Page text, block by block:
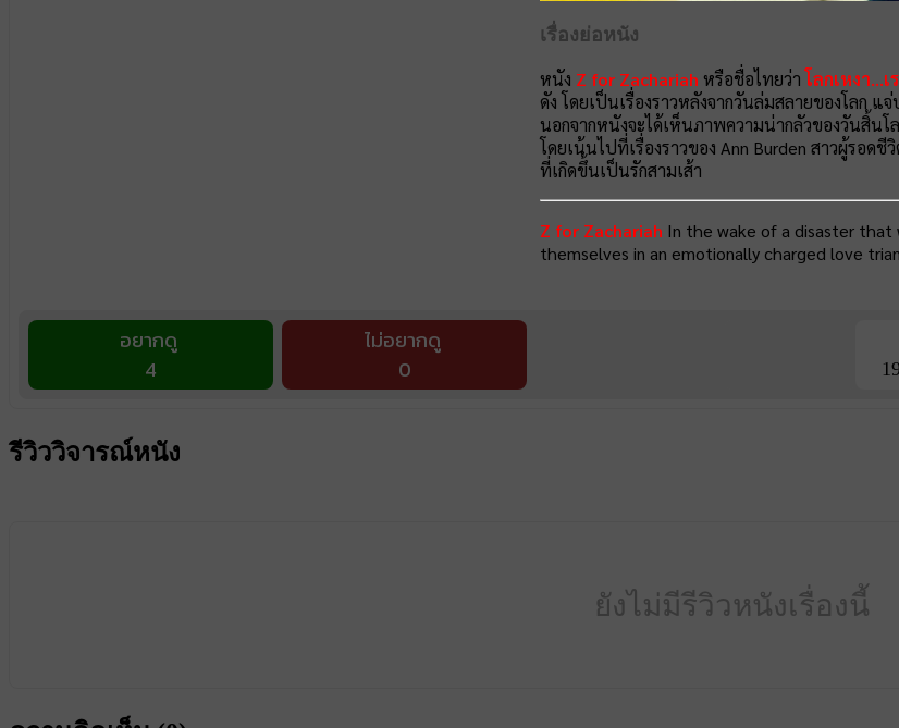
เรื่องย่อหนัง
หนัง Z for Zachariah หรือชื่อไทยว่าโลกเหงา...
ดัง โดยเป็นเรื่องราวหลังจากวันล่มสลายของโลก
นอกจากหนังจะได้เห็นภาพความน่ากลัวของวันสิ้น
โดยเน้นไปที่เรื่องราวของ Ann Burden สาวผู้รอ
ที่เกิดขึ้นเป็นรักสามเส้า
Z for Zachariah In the wake of a disaster that
themselves in an emotionally charged love
อยากดู
4
ไม่อยากดู
0
รีวิววิจารณ์หนัง
ยังไม่มีรีวิวหนังเรื่องนี้